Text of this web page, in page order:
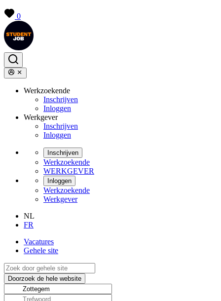
0
Werkzoekende
Inschrijven
Inloggen
Werkgever
Inschrijven
Inloggen
Inschrijven
Werkzoekende
WERKGEVER
Inloggen
Werkzoekende
Werkgever
NL
FR
Vacatures
Gehele site